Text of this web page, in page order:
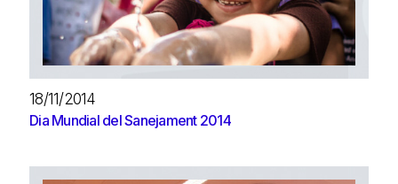
18/11/2014
Dia Mundial del Sanejament 2014